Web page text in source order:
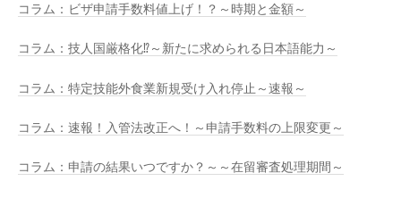
コラム：ビザ申請手数料値上げ！？～時期と金額～
コラム：技人国厳格化⁉～新たに求められる日本語能力～
コラム：特定技能外食業新規受け入れ停止～速報～
コラム：速報！入管法改正へ！～申請手数料の上限変更～
コラム：申請の結果いつですか？～～在留審査処理期間～